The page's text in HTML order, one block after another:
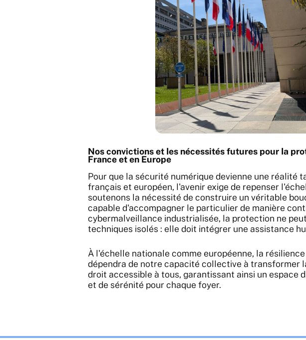
Nos convictions et les nécessités futures pour la
France et en Europe
Pour que la sécurité numérique devienne une réalité
français et européen, l'avenir exige de repenser
soutenons la nécessité de construire un véritable
capable d'accompagner le particulier de manière
cybermalveillance industrialisée, la protection ne
techniques isolés : elle doit intégrer une assistance
À l'échelle nationale comme européenne, la
dépendra de notre capacité collective à transformer
droit accessible à tous, garantissant ainsi un espace
et de sérénité pour chaque foyer.